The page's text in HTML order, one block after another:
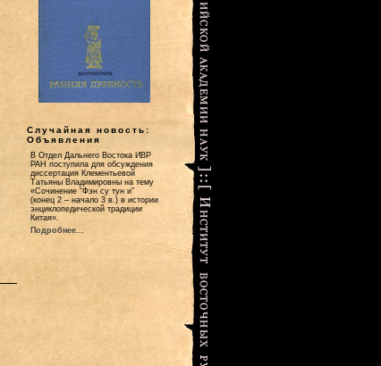
Случайная новость:
Объявления
В Отдел Дальнего Востока ИВР
РАН поступила для обсуждения
диссертация Клементьевой
Татьяны Владимировны на тему
«Сочинение “Фэн су тун и”
(конец 2 – начало 3 в.) в истории
энциклопедической традиции
Китая».
Подробнее...